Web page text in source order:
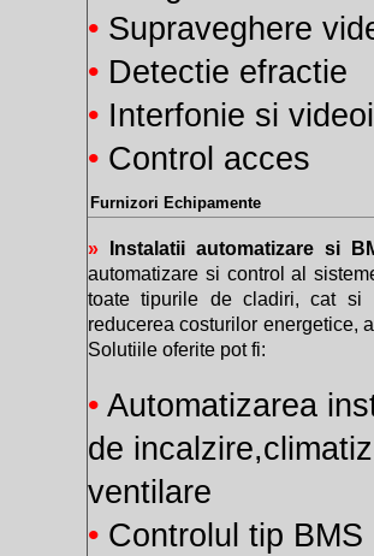
• Supraveghere
• Detectie efractie
• Interfonie si
• Control acces
Furnizori Echipamente
»
Instalatii automatizare si
automatizare si control al
toate tipurile de cladiri, cat si
reducerea costurilor energetice,
Solutiile oferite pot fi:
• Automatizarea
de
ventilare
• Controlul tip BMS